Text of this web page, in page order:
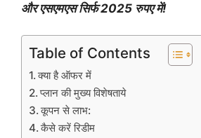
और एसएमएस सिर्फ 2025 रुपए में!
Table of Contents
क्या है ऑफर में
प्लान की मुख्य विशेषताये
कूपन से लाभ:
कैसे करें रिडीम